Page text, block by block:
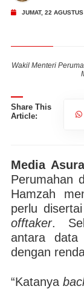
JUMAT, 22
Wakil Menteri
Share This
Article:
Media
Perumahan
Hamzah
perlu
offtaker.
antara data
dengan
“Katanya